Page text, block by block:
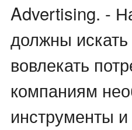
Advertising. -
должны
вовлекать
компаниям
инструменты